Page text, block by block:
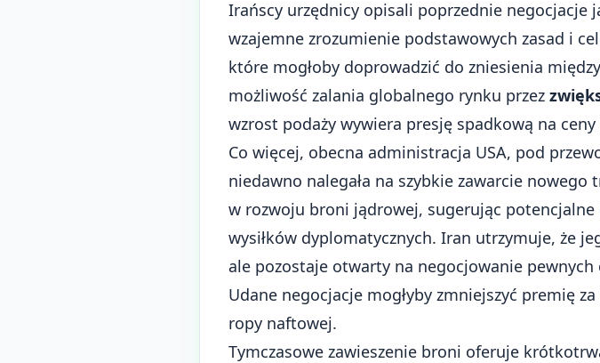
Irańscy urzędnicy opisali poprzednie negocjacje
wzajemne zrozumienie podstawowych zasad i
które mogłoby doprowadzić do zniesienia
możliwość zalania globalnego rynku przez
wzrost podaży wywiera presję spadkową na
Co więcej, obecna administracja USA, pod
niedawno nalegała na szybkie zawarcie
w rozwoju broni jądrowej, sugerując
wysiłków dyplomatycznych. Iran utrzymuje, że
ale pozostaje otwarty na negocjowanie pewnych
Udane negocjacje mogłyby zmniejszyć premię
ropy naftowej.
Tymczasowe zawieszenie broni oferuje